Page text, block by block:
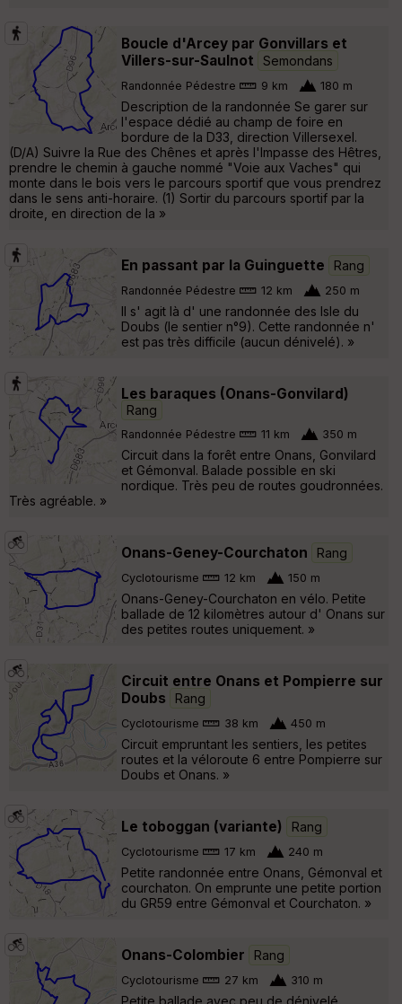
Boucle d'Arcey par Gonvillars et
Villers-sur-Saulnot
Semondans
Randonnée Pédestre 9 km 180 m
Description de la randonnée Se garer sur
l'espace dédié au champ de foire en
bordure de la D33, direction Villersexel.
(D/A) Suivre la Rue des Chênes et après l'Impasse des Hêtres,
prendre le chemin à gauche nommé "Voie aux Vaches" qui
monte dans le bois vers le parcours sportif que vous prendrez
dans le sens anti-horaire. (1) Sortir du parcours sportif par la
droite, en direction de la »
En passant par la Guinguette Rang
Randonnée Pédestre 12 km 250 m
Il s' agit là d' une randonnée des Isle du
Doubs (le sentier n°9). Cette randonnée n'
est pas très difficile (aucun dénivelé). »
Les baraques (Onans-Gonvilard)
Rang
Randonnée Pédestre 11 km 350 m
Circuit dans la forêt entre Onans, Gonvilard
et Gémonval. Balade possible en ski
nordique. Très peu de routes goudronnées.
Très agréable. »
Onans-Geney-Courchaton Rang
Cyclotourisme 12 km 150 m
Onans-Geney-Courchaton en vélo. Petite
ballade de 12 kilomètres autour d' Onans sur
des petites routes uniquement. »
Circuit entre Onans et Pompierre sur
Doubs
Rang
Cyclotourisme 38 km 450 m
Circuit empruntant les sentiers, les petites
routes et la véloroute 6 entre Pompierre sur
Doubs et Onans. »
Le toboggan (variante) Rang
Cyclotourisme 17 km 240 m
Petite randonnée entre Onans, Gémonval et
courchaton. On emprunte une petite portion
du GR59 entre Gémonval et Courchaton. »
Onans-Colombier Rang
Cyclotourisme 27 km 310 m
Petite ballade avec peu de dénivelé